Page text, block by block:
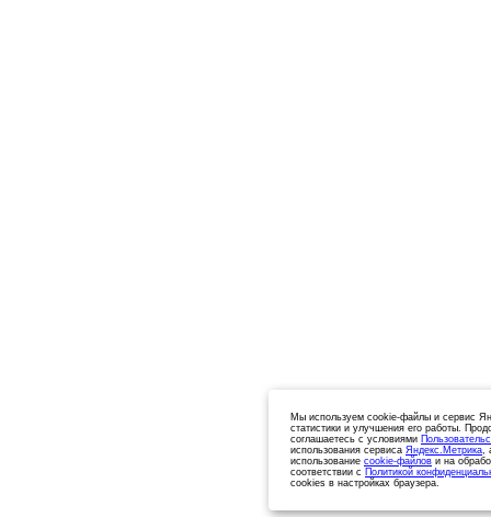
Мы используем cookie-файлы и сервис
статистики и улучшения его работы.
соглашаетесь с условиями
использования сервиса Яндекс.Метрика,
использование cookie-файлов и на
соответствии с Политикой
cookies в настройках браузера.